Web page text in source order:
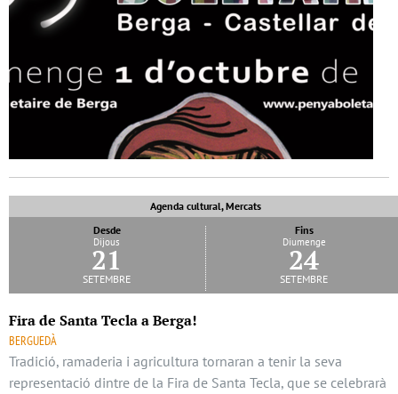
Agenda cultural, Mercats
Desde
Dijous
21
setembre
Fins
Diumenge
24
setembre
Fira de Santa Tecla a Berga!
BERGUEDÀ
Tradició, ramaderia i agricultura tornaran a tenir la seva
representació dintre de la Fira de Santa Tecla, que se celebrarà